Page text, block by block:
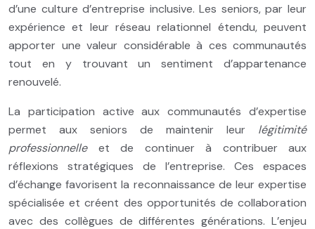
d’une culture d’entreprise inclusive. Les seniors, par leur
expérience et leur réseau relationnel étendu, peuvent
apporter une valeur considérable à ces communautés
tout en y trouvant un sentiment d’appartenance
renouvelé.
La participation active aux communautés d’expertise
permet aux seniors de maintenir leur légitimité
professionnelle et de continuer à contribuer aux
réflexions stratégiques de l’entreprise. Ces espaces
d’échange favorisent la reconnaissance de leur expertise
spécialisée et créent des opportunités de collaboration
avec des collègues de différentes générations. L’enjeu